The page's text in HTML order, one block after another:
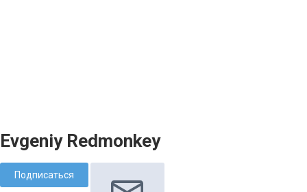
Evgeniy Redmonkey
Подписаться